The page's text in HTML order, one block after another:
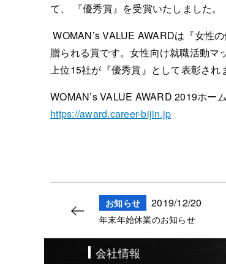
て、 『優秀賞』を受賞いたしました。
WOMAN’s VALUE AWARDは『女性
贈られる賞です。女性向け就職活動マ
上位15社が『優秀賞』として表彰され
WOMAN’s VALUE AWARD 2019ホー
https://award.career-bijin.jp
年末年始休業のお知らせ
お知らせ 2019/12/20
会社情報